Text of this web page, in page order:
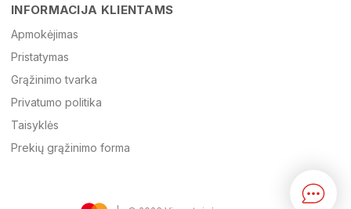
INFORMACIJA KLIENTAMS
Apmokėjimas
Pristatymas
Grąžinimo tvarka
Privatumo politika
Taisyklės
Prekių grąžinimo forma